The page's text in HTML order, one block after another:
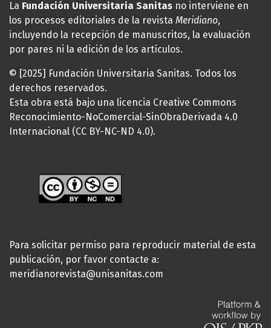
La Fundación Universitaria Sanitas no interviene en
los procesos editoriales de la revista Meridiano,
incluyendo la recepción de manuscritos, la evaluación
por pares ni la edición de los artículos.
© [2025] Fundación Universitaria Sanitas. Todos los
derechos reservados.
Esta obra está bajo una licencia Creative Commons
Reconocimiento-NoComercial-SinObraDerivada 4.0
Internacional (CC BY-NC-ND 4.0).
Para solicitar permiso para reproducir material de esta
publicación, por favor contacte a:
meridianorevista@unisanitas.com